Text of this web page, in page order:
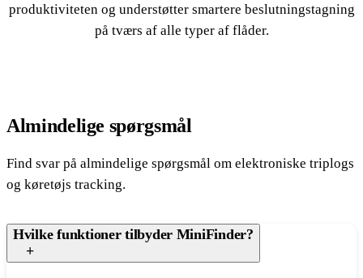
produktiviteten og understøtter smartere beslutningstagning
på tværs af alle typer af flåder.
Almindelige spørgsmål
Find svar på almindelige spørgsmål om elektroniske triplogs
og køretøjs tracking.
Hvilke funktioner tilbyder MiniFinder?